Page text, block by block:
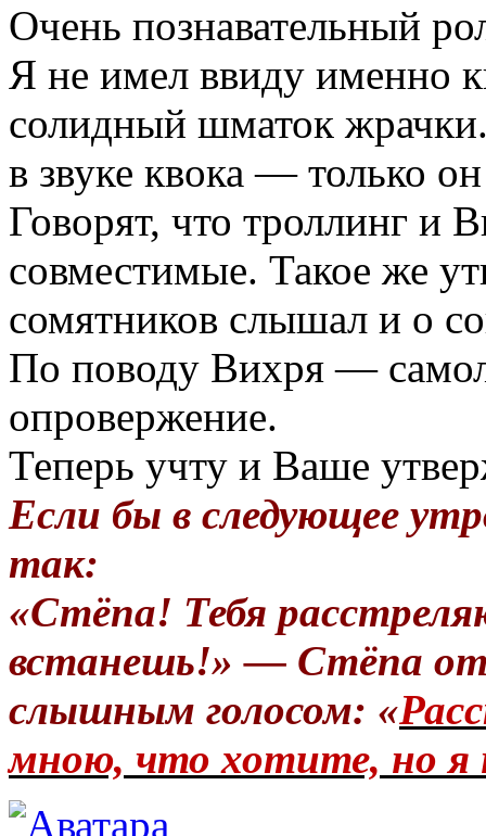
Очень познавательный
Я не имел ввиду именно
солидный шматок
в звуке квока — только
Говорят, что троллинг
совместимые. Такое же
сомятников слышал и о
По поводу Вихря —
опровержение.
Теперь учту и Ваше
Если бы в следующее
так:
«Стёпа! Тебя
встанешь!» — Стёпа
слышным голосом: «
мною, что хотите, но я